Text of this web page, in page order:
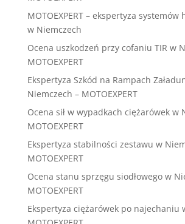
MOTOEXPERT – ekspertyza
w Niemczech
Ocena uszkodzeń przy cofaniu TIR w
MOTOEXPERT
Ekspertyza Szkód na Rampach
Niemczech – MOTOEXPERT
Ocena sił w wypadkach ciężarówek w
MOTOEXPERT
Ekspertyza stabilności zestawu w
MOTOEXPERT
Ocena stanu sprzęgu siodłowego w
MOTOEXPERT
Ekspertyza ciężarówek po najechaniu